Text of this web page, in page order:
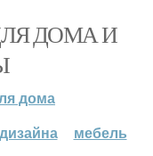
ДОМА И
дома
мебель